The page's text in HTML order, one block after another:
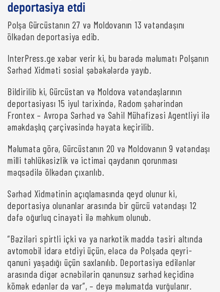
deportasiya etdi
Polşa Gürcüstanın 27 və Moldovanın 13 vətəndaşını
ölkədən deportasiya edib.
InterPress.ge xəbər verir ki, bu barədə məlumatı Polşanın
Sərhəd Xidməti sosial şəbəkələrdə yayıb.
Bildirilib ki, Gürcüstan və Moldova vətəndaşlarının
deportasiyası 15 iyul tarixində, Radom şəhərindən
Frontex – Avropa Sərhəd və Sahil Mühafizəsi Agentliyi ilə
əməkdaşlıq çərçivəsində həyata keçirilib.
Məlumata görə, Gürcüstanın 20 və Moldovanın 9 vətəndaşı
milli təhlükəsizlik və ictimai qaydanın qorunması
məqsədilə ölkədən çıxarılıb.
Sərhəd Xidmətinin açıqlamasında qeyd olunur ki,
deportasiya olunanlar arasında bir gürcü vətəndaşı 12
dəfə oğurluq cinayəti ilə məhkum olunub.
“Bəziləri spirtli içki və ya narkotik maddə təsiri altında
avtomobil idarə etdiyi üçün, eləcə də Polşada qeyri-
qanuni yaşadığı üçün saxlanılıb. Deportasiya edilənlər
arasında digər əcnəbilərin qanunsuz sərhəd keçidinə
kömək edənlər də var”, – deyə məlumatda vurğulanır.